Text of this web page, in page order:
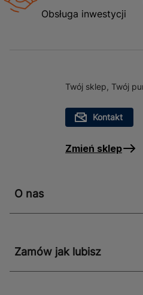
Obsługa inwestycji
Twój sklep, Twój
Kontakt
Zmień sklep
O nas
Zamów jak lubisz